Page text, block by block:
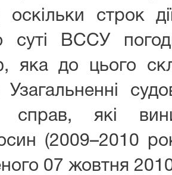
оскільки строк
суті ВССУ
яка до цього
справ, які
(2009–2010
07 жовтня